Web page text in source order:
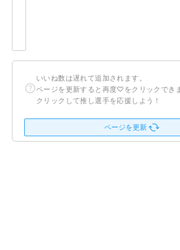
いいね数は遅れて追加されます。
ページを更新すると再度♡をクリックでき
クリックして推し選手を応援しよう！
ページを更新